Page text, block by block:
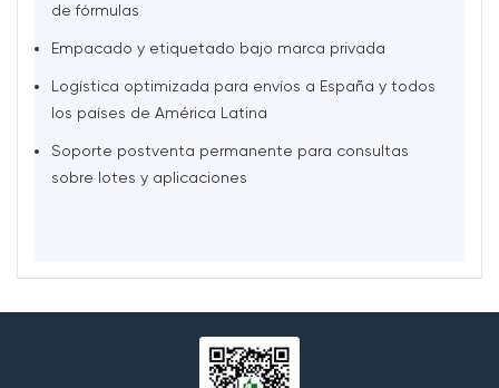
de fórmulas
Empacado y etiquetado bajo marca privada
Logística optimizada para envíos a España y todos
los países de América Latina
Soporte postventa permanente para consultas
sobre lotes y aplicaciones